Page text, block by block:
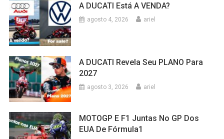
A DUCATI Está A VENDA?
agosto 4, 2026 ariel
A DUCATI Revela Seu PLANO Para
2027
agosto 3, 2026 ariel
MOTOGP E F1 Juntas No GP Dos
EUA De Fórmula1